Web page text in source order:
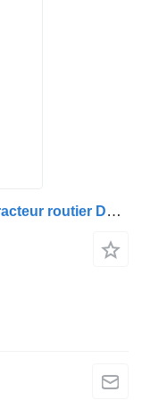
Kit de réparation 0002520646 pour tracteur routier DAF HINO, IVECO, MAN, MERCEDES, RENAULT, SCANIA